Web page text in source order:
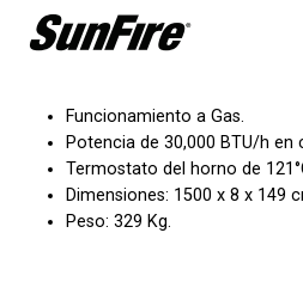
Funcionamiento a Gas.
Potencia de 30,000 BTU/h en
Termostato del horno de
Dimensiones: 1500 x 8 x 149
Peso: 329 Kg.